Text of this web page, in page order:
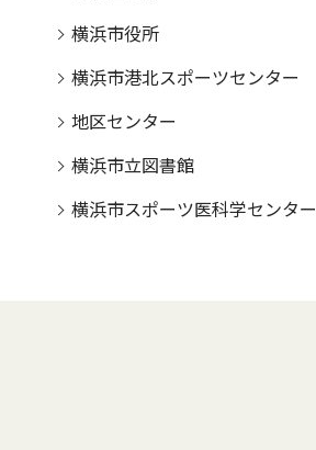
横浜市役所
横浜市港北スポーツセンター
地区センター
横浜市立図書館
横浜市スポーツ医科学センター